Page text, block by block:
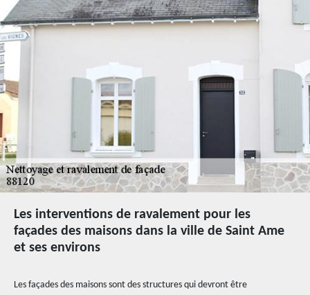
Les interventions de ravalement pour les
façades des maisons dans la ville de Saint Ame
et ses environs
Les façades des maisons sont des structures qui devront être